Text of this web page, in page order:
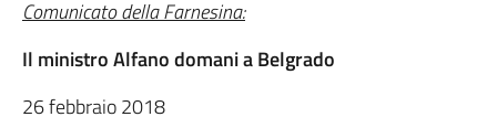
Comunicato della Farnesina:
Il ministro Alfano domani a Belgrado
26 febbraio 2018